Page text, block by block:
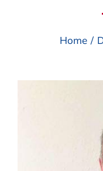
Das Team
Angebote
Home